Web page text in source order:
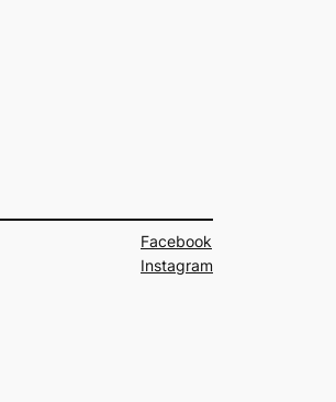
Facebook
Instagram